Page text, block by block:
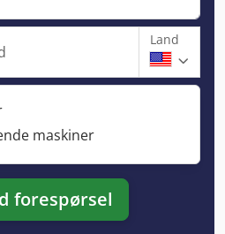
Land
maskiner
forespørsel